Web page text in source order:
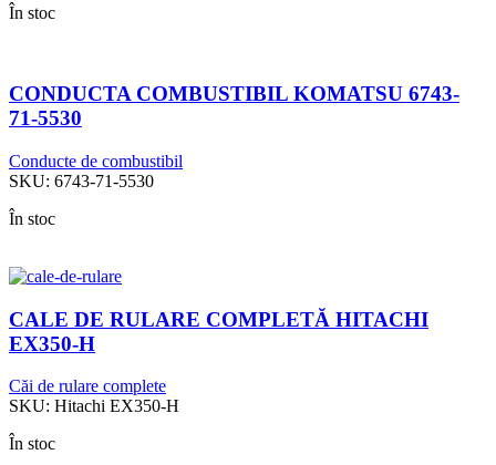
În stoc
CONDUCTA COMBUSTIBIL KOMATSU 6743-
71-5530
Conducte de combustibil
SKU: 6743-71-5530
În stoc
CALE DE RULARE COMPLETĂ HITACHI
EX350-H
Căi de rulare complete
SKU: Hitachi EX350-H
În stoc